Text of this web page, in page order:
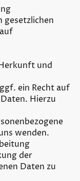
gesetzlichen
und
ein Recht auf
Hierzu
wenden.
der
Daten zu